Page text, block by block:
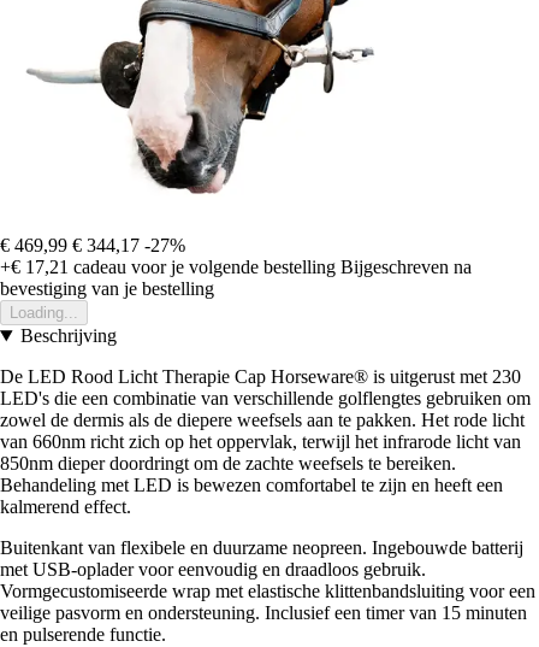
€ 469,99 € 344,17 -27%
+€ 17,21 cadeau voor je volgende bestelling Bijgeschreven na
bevestiging van je bestelling
Loading...
Beschrijving
De LED Rood Licht Therapie Cap Horseware® is uitgerust met 230
LED's die een combinatie van verschillende golflengtes gebruiken om
zowel de dermis als de diepere weefsels aan te pakken. Het rode licht
van 660nm richt zich op het oppervlak, terwijl het infrarode licht van
850nm dieper doordringt om de zachte weefsels te bereiken.
Behandeling met LED is bewezen comfortabel te zijn en heeft een
kalmerend effect.
Buitenkant van flexibele en duurzame neopreen. Ingebouwde batterij
met USB-oplader voor eenvoudig en draadloos gebruik.
Vormgecustomiseerde wrap met elastische klittenbandsluiting voor een
veilige pasvorm en ondersteuning. Inclusief een timer van 15 minuten
en pulserende functie.